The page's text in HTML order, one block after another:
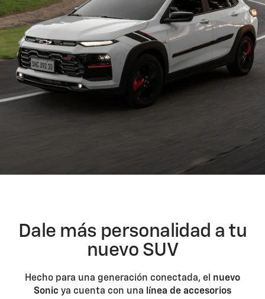
Dale más personalidad a tu
nuevo SUV
Hecho para una generación conectada, el nuevo
Sonic ya cuenta con una
línea de accesorios